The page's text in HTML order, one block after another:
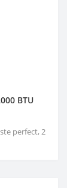
BTU
perfect, 2